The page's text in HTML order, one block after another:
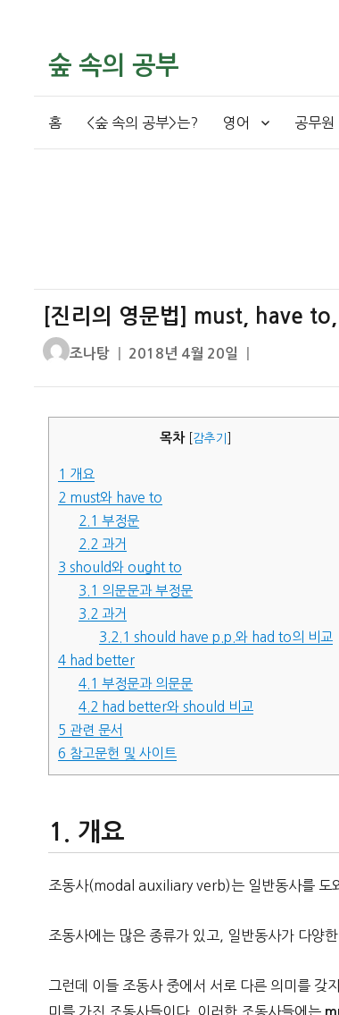
숲 속의 공부
홈 <숲 속의 공부>는? 영어 공무원
[진리의 영문법] must, have
글
조나탕
작
자
2018년 4월 20일
목차 감추기
1 개요
2 must와 have to
2.1 부정문
2.2 과거
3 should와 ought to
3.1 의문문과 부정문
3.2 과거
3.2.1 should have p.p.와 had to의 비교
4 had better
4.1 부정문과 의문문
4.2 had better와 should 비교
5 관련 문서
6 참고문헌 및 사이트
개요
조동사(modal auxiliary verb)는 일반동사를 도
조동사에는 많은 종류가 있고, 일반동사가 다양
그런데 이들 조동사 중에서 서로 다른 의미를 갖
미를 가진 조동사들이다. 이러한 조동사들에는